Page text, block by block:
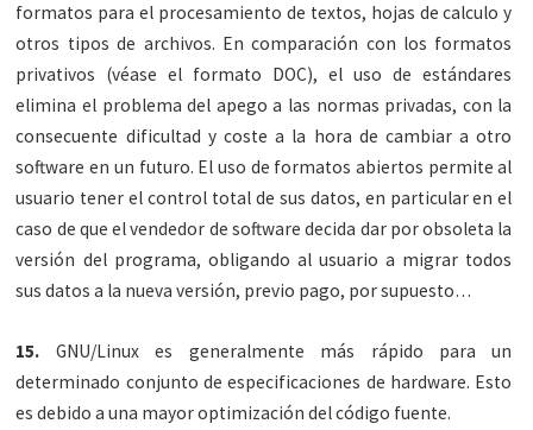
formatos para el procesamiento de textos, hojas de calculo y
otros tipos de archivos. En comparación con los formatos
privativos (véase el formato DOC), el uso de estándares
elimina el problema del apego a las normas privadas, con la
consecuente dificultad y coste a la hora de cambiar a otro
software en un futuro. El uso de formatos abiertos permite al
usuario tener el control total de sus datos, en particular en el
caso de que el vendedor de software decida dar por obsoleta la
versión del programa, obligando al usuario a migrar todos
sus datos a la nueva versión, previo pago, por supuesto…
15. GNU/Linux es generalmente más rápido para un
determinado conjunto de especificaciones de hardware. Esto
es debido a una mayor optimización del código fuente.